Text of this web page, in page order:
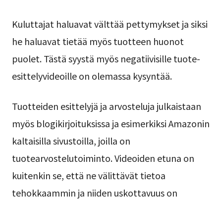
Kuluttajat haluavat välttää pettymykset ja siksi
he haluavat tietää myös tuotteen huonot
puolet. Tästä syystä myös negatiivisille tuote-
esittelyvideoille on olemassa kysyntää.
Tuotteiden esittelyjä ja arvosteluja julkaistaan
myös blogikirjoituksissa ja esimerkiksi Amazonin
kaltaisilla sivustoilla, joilla on
tuotearvostelutoiminto. Videoiden etuna on
kuitenkin se, että ne välittävät tietoa
tehokkaammin ja niiden uskottavuus on